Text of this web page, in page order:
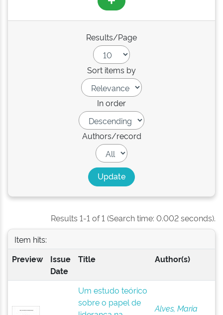
Results/Page
Sort items by
In order
Authors/record
Results 1-1 of 1 (Search time: 0.002 seconds).
Item hits:
Preview
Issue
Date
Title Author(s)
Um estudo teórico
sobre o papel de
Alves, Maria